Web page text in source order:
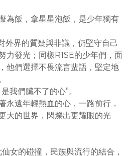
為飯，拿星星泡飯，是少年獨有
外界的質疑與非議，仍堅守自己
力發光；同樣R1SE的少年們，面
他們選擇不畏流言蜚語，堅定地
我們臟不了的心”。
永遠年輕熱血的心，一路前行，
大的世界，閃爍出更耀眼的光
女的碰撞，民族與流行的結合，